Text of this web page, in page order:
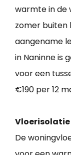
warmte in de
zomer buiten
aangename
in Naninne is
voor een
€190 per 12
Vloerisolatie
De